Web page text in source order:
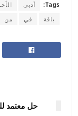
Tags: أدبي
باقة
في من
حل معتمد